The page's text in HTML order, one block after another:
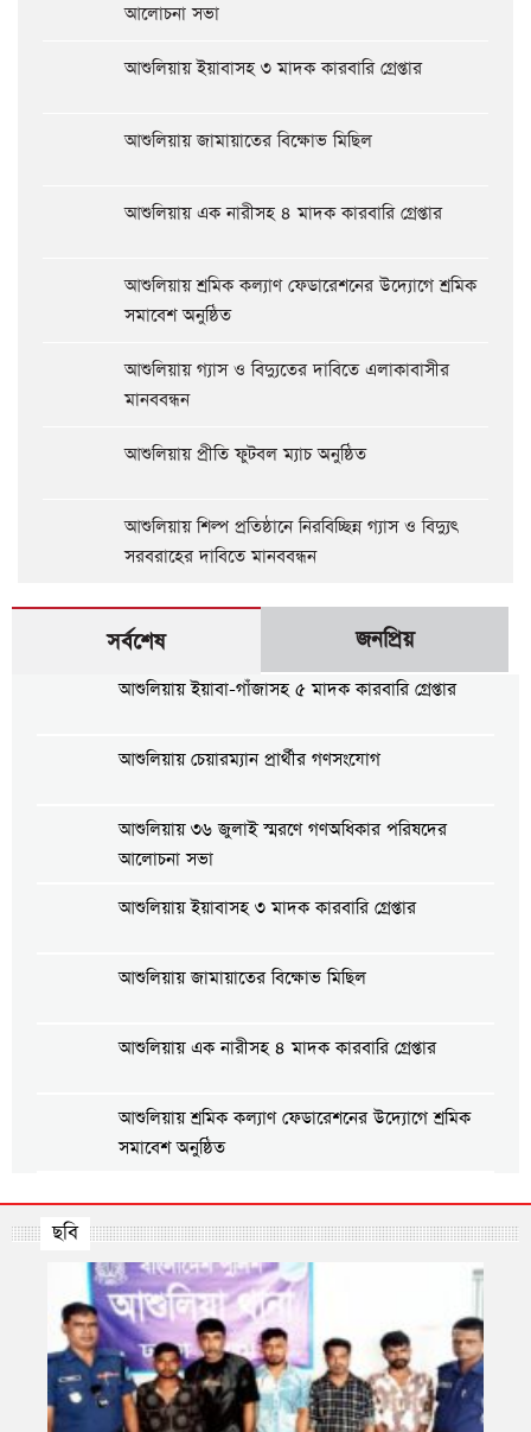
আলোচনা সভা
আশুলিয়ায় ইয়াবাসহ ৩ মাদক কারবারি গ্রেপ্তার
আশুলিয়ায় জামায়াতের বিক্ষোভ মিছিল
আশুলিয়ায় এক নারীসহ ৪ মাদক কারবারি গ্রেপ্তার
আশুলিয়ায় শ্রমিক কল্যাণ ফেডারেশনের উদ্যোগে শ্রমিক
সমাবেশ অনুষ্ঠিত
আশুলিয়ায় গ্যাস ও বিদ্যুতের দাবিতে এলাকাবাসীর
মানববন্ধন
আশুলিয়ায় প্রীতি ফুটবল ম্যাচ অনুষ্ঠিত
আশুলিয়ায় শিল্প প্রতিষ্ঠানে নিরবিচ্ছিন্ন গ্যাস ও বিদ্যুৎ
সরবরাহের দাবিতে মানববন্ধন
সর্বশেষ জনপ্রিয়
আশুলিয়ায় ইয়াবা-গাঁজাসহ ৫ মাদক কারবারি গ্রেপ্তার
আশুলিয়ায় চেয়ারম্যান প্রার্থীর গণসংযোগ
আশুলিয়ায় ৩৬ জুলাই স্মরণে গণঅধিকার পরিষদের
আলোচনা সভা
আশুলিয়ায় ইয়াবাসহ ৩ মাদক কারবারি গ্রেপ্তার
আশুলিয়ায় জামায়াতের বিক্ষোভ মিছিল
আশুলিয়ায় এক নারীসহ ৪ মাদক কারবারি গ্রেপ্তার
আশুলিয়ায় শ্রমিক কল্যাণ ফেডারেশনের উদ্যোগে শ্রমিক
সমাবেশ অনুষ্ঠিত
মানববন্ধন
আশুলিয়ায় প্রীতি ফুটবল ম্যাচ অনুষ্ঠিত
আশুলিয়ায় শিল্প প্রতিষ্ঠানে নিরবিচ্ছিন্ন গ্যাস ও বিদ্যুৎ
সরবরাহের দাবিতে মানববন্ধন
ছবি